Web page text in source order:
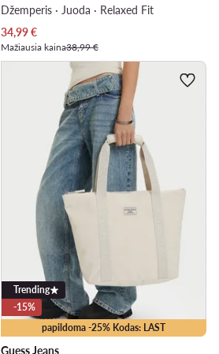
Džemperis · Juoda · Relaxed Fit
Dabartinė kaina
34,99€
Mažiausia kaina38,99 €
papildoma -25% Kodas: LAST
Trending
-15%
Guess Jeans